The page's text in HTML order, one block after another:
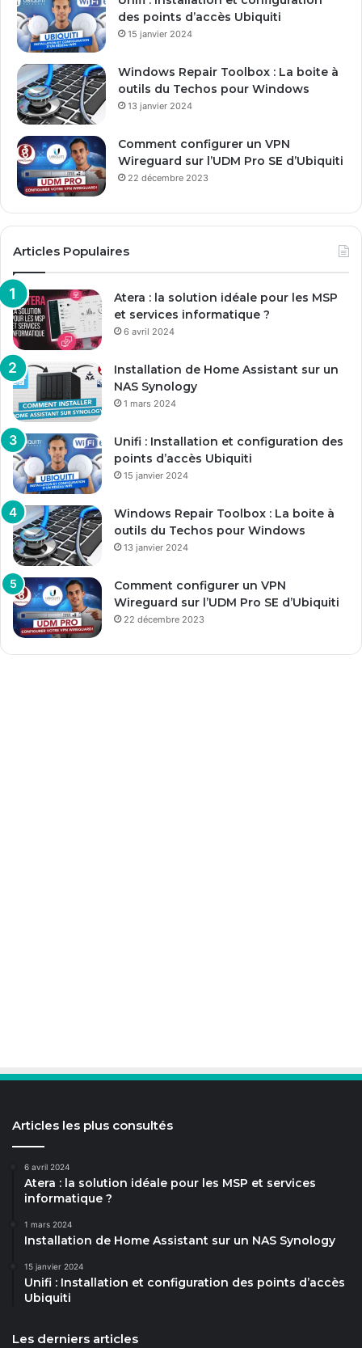
m
a
des points d’accès Ubiquiti
15 janvier 2024
Windows Repair Toolbox : La boite à
outils du Techos pour Windows
13 janvier 2024
Comment configurer un VPN
Wireguard sur l’UDM Pro SE d’Ubiquiti
22 décembre 2023
Articles Populaires
Atera : la solution idéale pour les MSP
et services informatique ?
6 avril 2024
Installation de Home Assistant sur un
NAS Synology
1 mars 2024
Unifi : Installation et configuration des
points d’accès Ubiquiti
15 janvier 2024
Windows Repair Toolbox : La boite à
outils du Techos pour Windows
13 janvier 2024
Comment configurer un VPN
Wireguard sur l’UDM Pro SE d’Ubiquiti
22 décembre 2023
Articles les plus consultés
6 avril 2024
Atera : la solution idéale pour les MSP et services
informatique ?
1 mars 2024
Installation de Home Assistant sur un NAS Synology
15 janvier 2024
Unifi : Installation et configuration des points d’accès
Ubiquiti
Les derniers articles